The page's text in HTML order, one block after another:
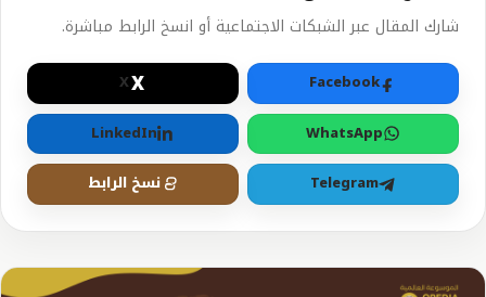
شارك المقال عبر الشبكات الاجتماعية أو انسخ الرابط مباشرة.
Facebook
X
X
WhatsApp
LinkedIn
Telegram
نسخ الرابط